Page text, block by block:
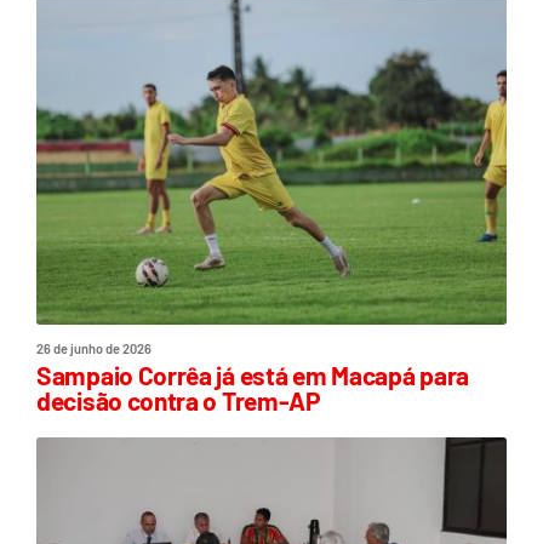
26 de junho de 2026
Sampaio Corrêa já está em Macapá para
decisão contra o Trem-AP